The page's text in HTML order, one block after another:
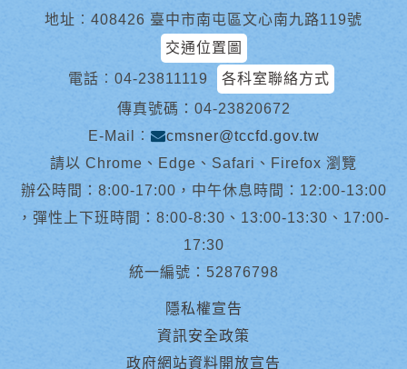
地址︰408426 臺中市南屯區文心南九路119號
交通位置圖
電話︰ 04-23811119
各科室聯絡方式
傳真號碼：04-23820672
E-Mail︰
cmsner@tccfd.gov.tw
請以 Chrome、Edge、Safari、Firefox 瀏覽
辦公時間：8:00-17:00，中午休息時間：12:00-13:00
，彈性上下班時間：8:00-8:30、13:00-13:30、17:00-
17:30
統一編號：52876798
隱私權宣告
資訊安全政策
政府網站資料開放宣告